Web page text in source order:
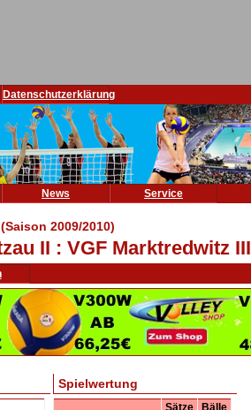
Datenschutzerklärung
News
Service
2009/2010)
II : VGF Marktredwitz III
Spielwertung
Sätze
Bälle